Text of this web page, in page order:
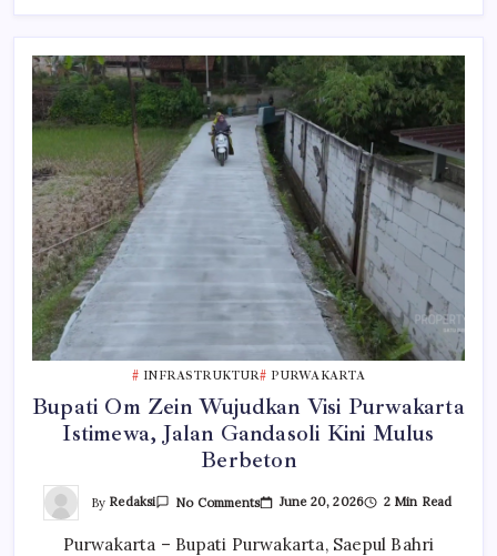
INFRASTRUKTUR PURWAKARTA
Bupati Om Zein Wujudkan Visi Purwakarta
Istimewa, Jalan Gandasoli Kini Mulus
Berbeton
By Redaksi No CommentsOn
Zein
June 20, 2026 2 Min Read
Purwakarta – Bupati Purwakarta, Saepul Bahri